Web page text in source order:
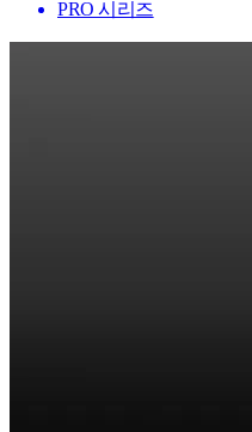
PRO 시리즈